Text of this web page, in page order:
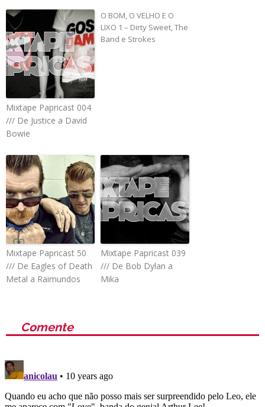
Mixtape Papricast 004
/// De Justice a David
Bowie
O BOM, O VELHO E O
LIXO 1 – Dirty Sweet, The
Band e Strokes
Mixtape Papricast 50
/// De Eagles of Death
Metal a Raimundos
Mixtape Papricast 039
/// De Bob Dylan a
Mika
Comente